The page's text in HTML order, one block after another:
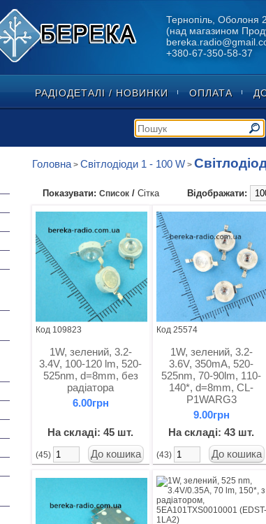
Тернопіль, Оболоня
(над магазином
+380-67-350-58-37
РАДІОДЕТАЛІ / НОВИНКИ ОПЛАТА
Головна> Світлодіоди 1 - 100 W>
Показувати: Список /Сітка Відображати:
Код 109823
1W, зелений, 3.2-
3.4V, 100-120 lm, 520-
525nm, d=8mm, без
радіатора
6.00грн
На складі: 45 шт.
(45)
Код 25574
1W, зелений, 3.2-
3.6V, 350mA, 520-
525nm, 70-90lm, 110-
140*, d=8mm, CL-
P1WARG3
9.00грн
На складі: 43 шт.
(43)